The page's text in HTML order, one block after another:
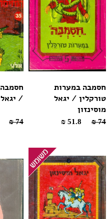
חסמבה במערות
טורקלין / יגאל
מוסינזון
74 ₪
חסמבה
/ יגאל
74 ₪